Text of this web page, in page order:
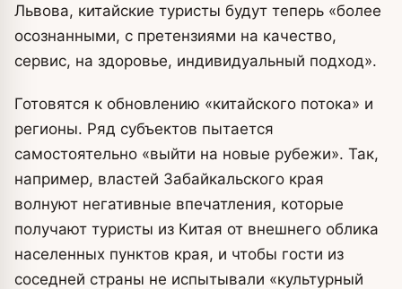
Львова, китайские туристы будут теперь «более
осознанными, с претензиями на качество,
сервис, на здоровье, индивидуальный подход».
Готовятся к обновлению «китайского потока» и
регионы. Ряд субъектов пытается
самостоятельно «выйти на новые рубежи». Так,
например, властей Забайкальского края
волнуют негативные впечатления, которые
получают туристы из Китая от внешнего облика
населенных пунктов края, и чтобы гости из
соседней страны не испытывали «культурный